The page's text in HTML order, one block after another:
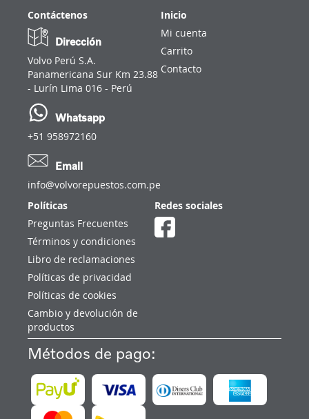
Contáctenos
Dirección
Volvo Perú S.A.
Panamericana Sur Km 23.88
- Lurín Lima 016 - Perú
Whatsapp
+51 958972160
Email
info@volvorepuestos.com.pe
Inicio
Mi cuenta
Carrito
Contacto
Políticas
Preguntas Frecuentes
Términos y condiciones
Libro de reclamaciones
Políticas de privacidad
Políticas de cookies
Cambio y devolución de
productos
Redes sociales
Métodos de pago: